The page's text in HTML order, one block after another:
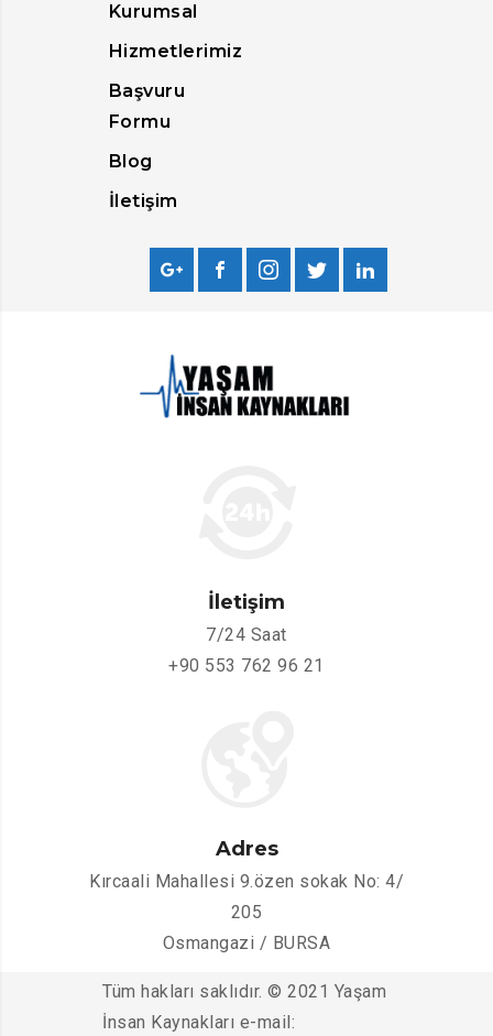
Kurumsal
Hizmetlerimiz
Başvuru
Formu
Blog
İletişim
İletişim
7/24 Saat
+90 553 762 96 21
Adres
Kırcaali Mahallesi 9.özen sokak No: 4/
205
Osmangazi / BURSA
Tüm hakları saklıdır. © 2021 Yaşam
İnsan Kaynakları e-mail: